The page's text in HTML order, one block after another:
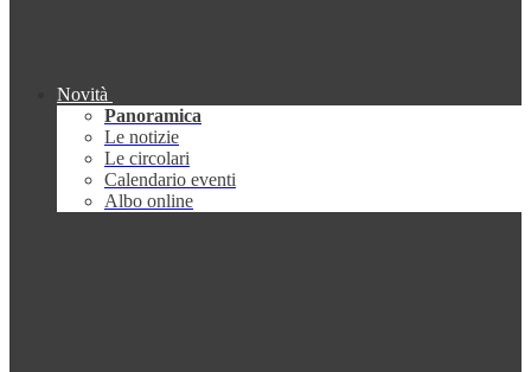
Novità
Panoramica
Le notizie
Le circolari
Calendario eventi
Albo online